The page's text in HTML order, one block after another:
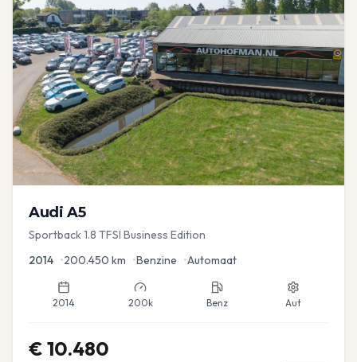
Audi A5
Sportback 1.8 TFSI Business Edition
2014 •200.450 km •Benzine •Automaat
2014 200k Benz Aut
€ 10.480